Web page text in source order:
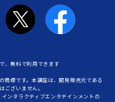
無料で利用できます
標です。本講座は、開発販売元である
ざいません。
ンタラクティブエンタテインメントの